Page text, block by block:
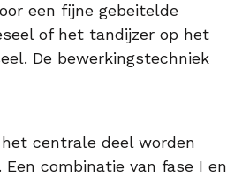
een fijne gebeitelde
of het tandijzer op het
De bewerkingstechniek
centrale deel worden
combinatie van fase I en